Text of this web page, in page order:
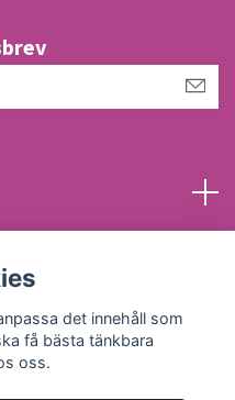
det innehåll som
få bästa tänkbara
oss.